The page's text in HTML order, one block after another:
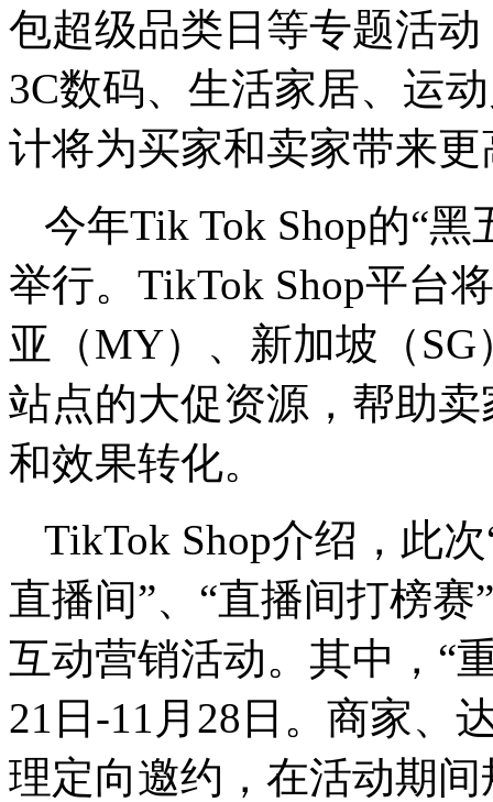
包超级品类日等专题活
3C数码、生活家居、运
计将为买家和卖家带来
今年Tik Tok Shop的“
举行。TikTok Shop平台
亚（MY）、新加坡（
站点的大促资源，帮助
和效果转化。
TikTok Shop介绍，此
直播间”、“直播间打榜
互动营销活动。其中，“
21日-11月28日。商家、
理定向邀约，在活动期